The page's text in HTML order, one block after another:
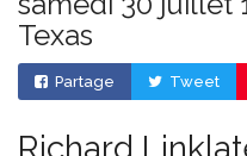
Texas
Partage Tweet